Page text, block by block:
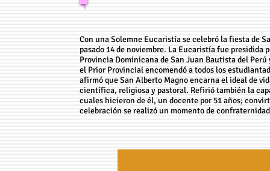
Con una Solemne Eucaristía se celebró la fiesta de
pasado 14 de noviembre. La Eucaristía fue presidida
Provincia Dominicana de San Juan Bautista del
el Prior Provincial encomendó a todos los
afirmó que San Alberto Magno encarna el ideal de
científica, religiosa y pastoral. Refirió también la
cuales hicieron de él, un docente por 51 años;
celebración se realizó un momento de